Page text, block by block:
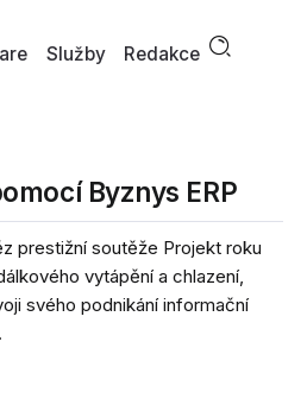
Služby Redakce
Byznys ERP
prestižní soutěže Projekt roku
vytápění a chlazení,
svého podnikání informační